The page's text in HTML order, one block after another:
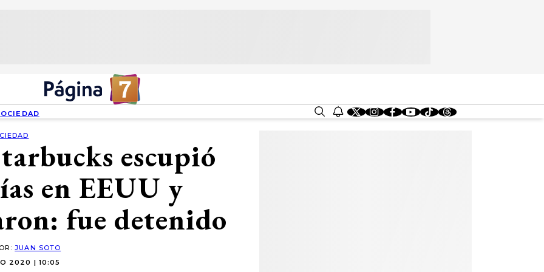
escupió
en EEUU y
fue detenido
JUAN SOTO
2020 | 10:05